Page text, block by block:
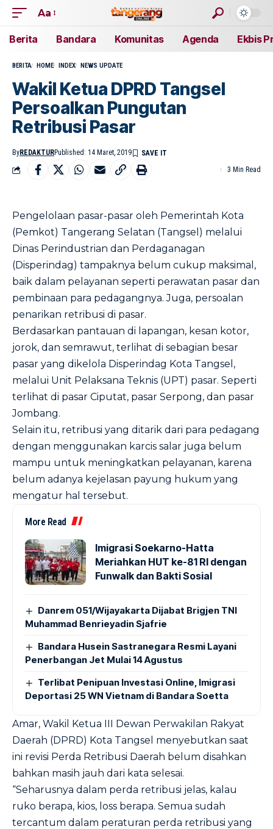
Aa
Berita Bandara Komunitas Agenda Ekbis
BERITA HOME INDEX NEWS UPDATE
Wakil Ketua DPRD Tangsel
Persoalkan Pungutan
Retribusi Pasar
ByREDAKTURPublished: 14 Maret, 2019
3 Min Read
Pengelolaan pasar-pasar oleh Pemerintah Kota
(Pemkot) Tangerang Selatan (Tangsel) melalui
Dinas Perindustrian dan Perdaganagan
(Disperindag) tampaknya belum cukup maksimal,
baik dalam pelayanan seperti perawatan pasar dan
pembinaan para pedagangnya. Juga, persoalan
penarikan retribusi di pasar.
Berdasarkan pantauan di lapangan, kesan kotor,
jorok, dan semrawut, terlihat di sebagian besar
pasar yang dikelola Disperindag Kota Tangsel,
melalui Unit Pelaksana Teknis (UPT) pasar. Seperti
terlihat di pasar Ciputat, pasar Serpong, dan pasar
Jombang.
Selain itu, retribusi yang ditarik dari para pedagang
dengan menggunakan karcis salar juga belum
mampu untuk meningkatkan pelayanan, karena
belum adanya kejelasan payung hukum yang
mengatur hal tersebut.
More Read
Imigrasi Soekarno-Hatta
Meriahkan HUT ke-81 RI dengan
Funwalk dan Bakti Sosial
Danrem 051/Wijayakarta Dijabat Brigjen TNI
Muhammad Benrieyadin Sjafrie
Bandara Husein Sastranegara Resmi Layani
Penerbangan Jet Mulai 14 Agustus
Terlibat Penipuan Investasi Online, Imigrasi
Deportasi 25 WN Vietnam di Bandara Soetta
Amar, Wakil Ketua III Dewan Perwakilan Rakyat
Daerah (DPRD) Kota Tangsel menyebutkan saat
ini revisi Perda Retribusi Daerah belum disahkan
bahkan masih jauh dari kata selesai.
“Seharusnya dalam perda retribusi jelas, kalau
ruko berapa, kios, loss berapa. Semua sudah
tercantum dalam peraturan perda retribusi yang